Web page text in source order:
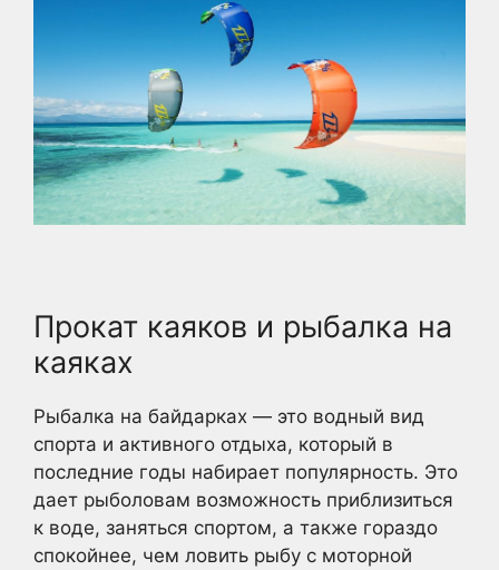
Прокат каяков и рыбалка на
каяках
Рыбалка на байдарках — это водный вид
спорта и активного отдыха, который в
последние годы набирает популярность. Это
дает рыболовам возможность приблизиться
к воде, заняться спортом, а также гораздо
спокойнее, чем ловить рыбу с моторной